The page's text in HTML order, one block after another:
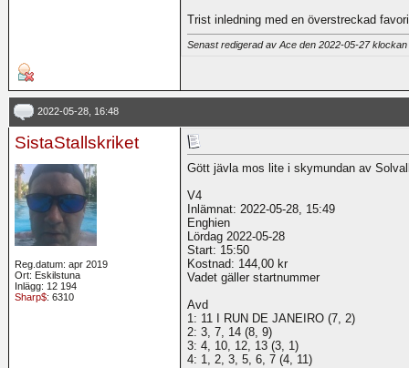
Trist inledning med en överstreckad
Senast redigerad av Ace den 2022-05-27 klockan
2022-05-28, 16:48
SistaStallskriket
Reg.datum: apr 2019
Ort: Eskilstuna
Inlägg: 12 194
Sharp$: 6310
Gött jävla mos lite i skymundan av
V4
Inlämnat: 2022-05-28, 15:49
Enghien
Lördag 2022-05-28
Start: 15:50
Kostnad: 144,00 kr
Vadet gäller startnummer
Avd
1: 11 I RUN DE JANEIRO (7, 2)
2: 3, 7, 14 (8, 9)
3: 4, 10, 12, 13 (3, 1)
4: 1, 2, 3, 5, 6, 7 (4, 11)